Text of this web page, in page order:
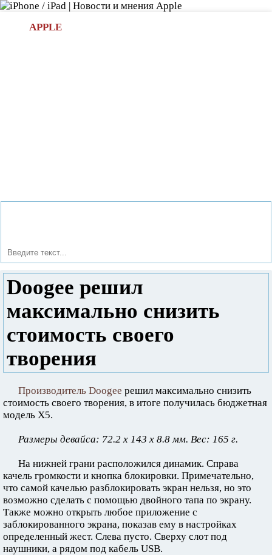
APPLE
Doogee решил
максимально снизить
стоимость своего
творения
Производитель Doogee решил максимально снизить
стоимость своего творения, в итоге получилась бюджетная
модель X5.
Размеры девайса: 72.2 x 143 x 8.8 мм. Вес: 165 г.
На нижней грани расположился динамик. Справа
качель громкости и кнопка блокировки. Примечательно,
что самой качелью разблокировать экран нельзя, но это
возможно сделать с помощью двойного тапа по экрану.
Также можно открыть любое приложение с
заблокированного экрана, показав ему в настройках
определенный жест. Слева пусто. Сверху слот под
наушники, а рядом под кабель USB.